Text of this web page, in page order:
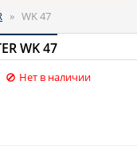
» WK 47
WK 47
Нет в наличии